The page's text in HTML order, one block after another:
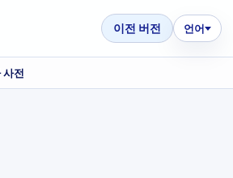
이전 버전 언어
사전